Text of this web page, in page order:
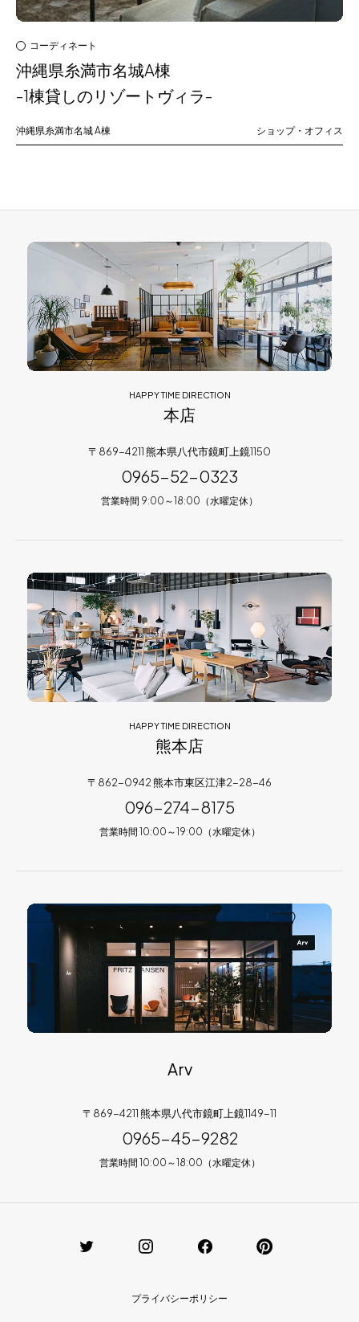
コーディネート
沖縄県糸満市名城A棟
-1棟貸しのリゾートヴィラ-
沖縄県糸満市名城A棟 ショップ・オフィス
HAPPY TIME DIRECTION
本店
〒869-4211 熊本県八代市鏡町上鏡1150
0965-52-0323
営業時間 9:00～18:00（水曜定休）
HAPPY TIME DIRECTION
熊本店
〒862-0942 熊本市東区江津2-28-46
096-274-8175
営業時間 10:00～19:00（水曜定休）
Arv
〒869-4211 熊本県八代市鏡町上鏡1149-11
0965-45-9282
営業時間 10:00～18:00（水曜定休）
プライバシーポリシー